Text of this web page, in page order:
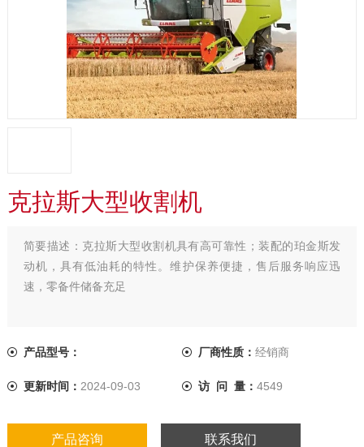
克拉斯大型收割机
简要描述： 克拉斯大型收割机具有高可靠性；装配的珀金斯发
动机，具有低油耗的特性。维护保养便捷，售后服务响应迅
速，零备件储备充足
产品型号： 厂商性质： 经销商
更新时间： 2024-09-03 访 问 量： 4549
产品咨询 联系我们